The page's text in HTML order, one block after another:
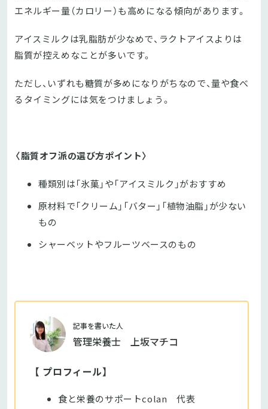
エネルギー量（カロリー）も高めになる傾向があります。
アイスミルクは乳脂肪が少なめで、ラクトアイスよりは
脂質が控えめなことが多いです。
ただし、いずれも糖質が多めになりがちなので、量や食べ
るタイミングには気をつけましょう。
〈脂質オフ派の選び方ポイント〉
種類別は「氷菓」や「アイスミルク」がおすすめ
原材料で「クリーム」「バター」「植物油脂」が少ない
もの
シャーベットやフルーツベースのもの
記事を書いた人
管理栄養士 上坂マチコ
【 プロフィール】
食と栄養のサポートcolan 代表